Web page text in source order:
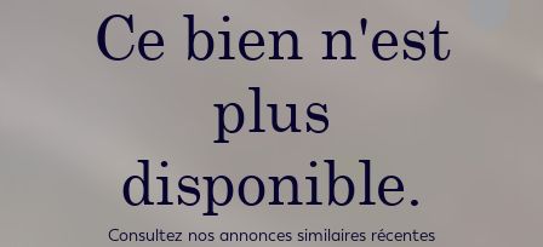
Ce bien n'est
plus
disponible.
Consultez nos annonces similaires récentes